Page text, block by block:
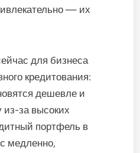
— их
для бизнеса
кредитования:
дешевле и
из-за высоких
портфель в
медленно,